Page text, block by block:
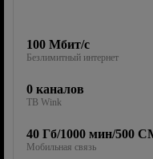
100 Мбит/с
Безлимитный интернет
0 каналов
ТВ Wink
40 Гб/1000 мин/500
Мобильная связь